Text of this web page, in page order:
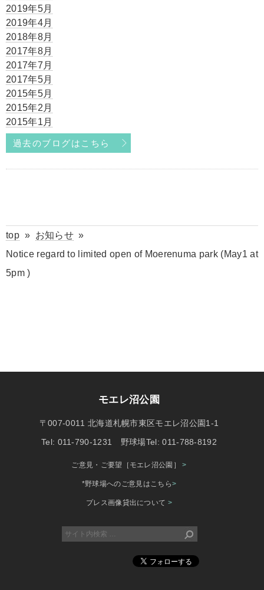
2019年5月
2019年4月
2018年8月
2017年8月
2017年7月
2017年5月
2015年5月
2015年2月
2015年1月
過去のブログはこちら
top» お知らせ»
Notice regard to limited open of Moerenuma park (May1 at
5pm )
モエレ沼公園
〒007-0011 北海道札幌市東区モエレ沼公園1-1
Tel: 011-790-1231 野球場Tel: 011-788-8192
ご意見・ご要望［モエレ沼公園］>
*野球場へのご意見はこちら>
プレス画像貸出について >